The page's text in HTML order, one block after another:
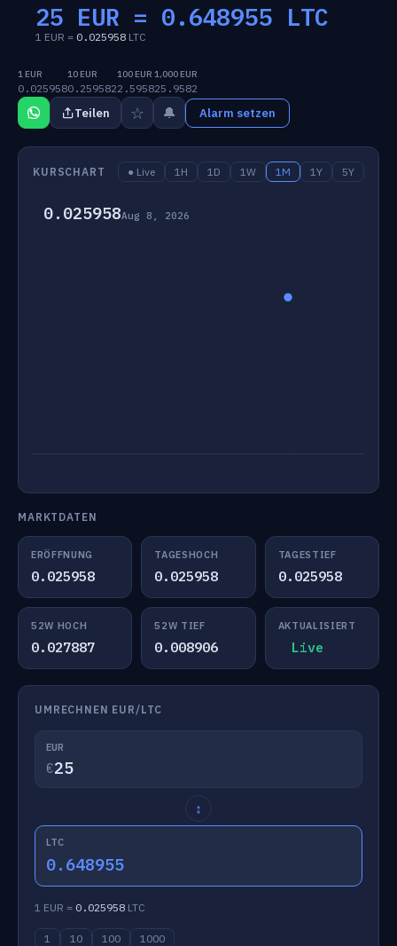
25 EUR = 0.648955 LTC
1 EUR = 0.025958 LTC
1 EUR
0.025958
10 EUR
0.259582
100 EUR
2.5958
1,000 EUR
25.9582
Teilen ☆ 🔔 Alarm setzen
KURSCHART ● Live 1H 1D 1W 1M 1Y 5Y
0.025958Aug 8, 2026
MARKTDATEN
ERÖFFNUNG
0.025958
TAGESHOCH
0.025958
TAGESTIEF
0.025958
52W HOCH
0.027887
52W TIEF
0.008906
AKTUALISIERT
Live
UMRECHNEN EUR/LTC
EUR
€
↕
LTC
0.648955
1 EUR = 0.025958 LTC
1 10 100 1000